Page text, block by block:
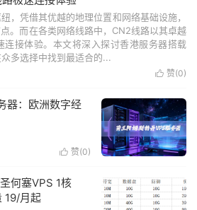
，凭借其优越的地理位置和网络基础设施，
。而在各类网络线路中，CN2线路以其卓越
连接体验。本文将深入探讨香港服务器搭载
多选择中找到最适合的...
 赞(0)
器：欧洲数字经
 赞(0)
何塞VPS 1核
19/月起